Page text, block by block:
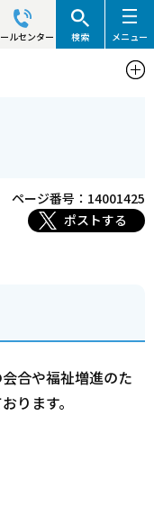
ルセンター 検索 メニュー
ページ番号：14001425
ポストする
合や福祉増進のた
ります。